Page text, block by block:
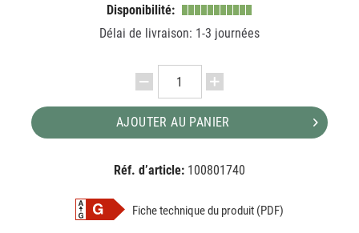
Disponibilité:
Délai de livraison: 1-3 journées
AJOUTER AU PANIER
Réf. d’article: 100801740
Fiche technique du produit (PDF)